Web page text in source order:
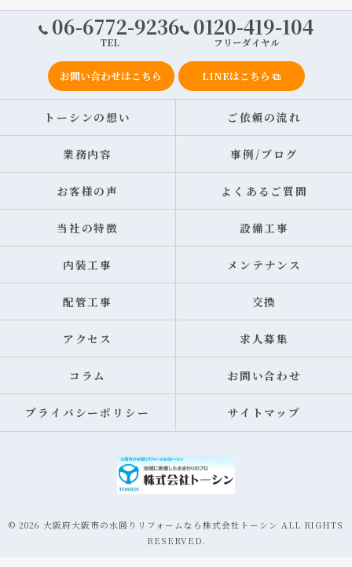
06-6772-9236
TEL
0120-419-104
フリーダイヤル
お問い合わせはこちら LINEはこちら
トーシンの想い ご依頼の流れ
業務内容 事例/ブログ
お客様の声 よくあるご質問
当社の特徴 設備工事
内装工事 メンテナンス
配管工事 交換
アクセス 求人募集
コラム お問い合わせ
プライバシーポリシー サイトマップ
© 2026 大阪府大阪市の水回りリフォームなら株式会社トーシン ALL RIGHTS
RESERVED.